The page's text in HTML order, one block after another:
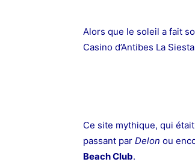
Alors que le soleil a fait
Casino d’Antibes La
Ce site mythique, qui
passant par Delon ou
Beach Club.